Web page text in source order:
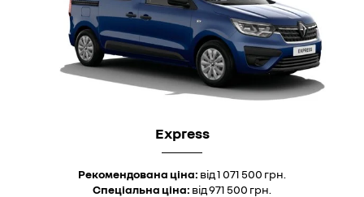
Express
Рекомендована ціна: від 1 071 500 грн.
Спеціальна ціна: від 971 500 грн.